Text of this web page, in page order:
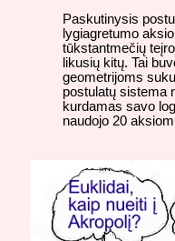
Paskutinysis
lygiagretumo
tūkstantmečių
likusių kitų. Tai
geometrijoms
postulatų sistema
kurdamas savo
naudojo 20